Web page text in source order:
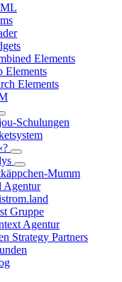
Elements
Elements
Elements
Schulungen
Mumm
Agentur
Gruppe
Agentur
Strategy Partners